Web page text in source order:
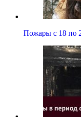
Пожары с 18 по